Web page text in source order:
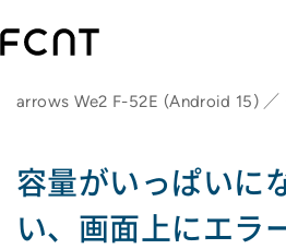
arrows We2 F-52E (Android 15) ／
容量がいっぱいに
い、画面上にエラ